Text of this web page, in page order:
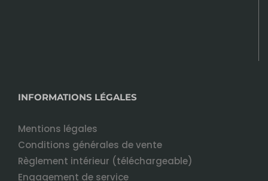
INFORMATIONS LÉGALES
Mentions légales
Conditions générales de vente
Règlement intérieur (téléchargeable)
Engagement de service